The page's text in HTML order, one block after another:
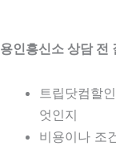
용인흥신소 상담
트립닷컴할
엇인지
비용이나 조